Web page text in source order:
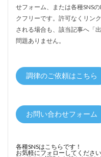
せフォーム、または各種SNS
クフリーです。許可なくリン
される場合も、該当記事へ「
問題ありません。
調律のご依頼はこちら
お問い合わせフォーム
各種SNSはこちらです！
お気軽にフォローしてくださ